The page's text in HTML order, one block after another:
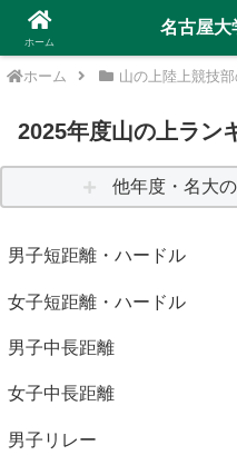
ホーム 山の上陸上競技
2025年度山の上ラン
他年度・名大
男子短距離・ハードル
女子短距離・ハードル
男子中長距離
女子中長距離
男子リレー
ホーム
名古屋大